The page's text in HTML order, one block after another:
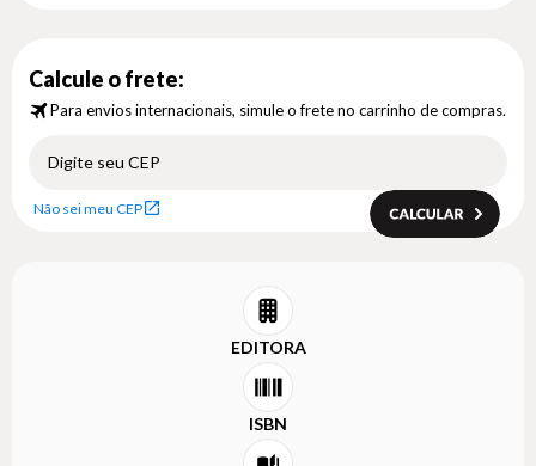
Calcule o frete:
Para envios internacionais, simule o frete no carrinho de compras.
Não sei meu CEP
EDITORA
ISBN